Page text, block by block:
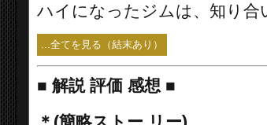
ハイになったジムは、知り合
...全てを見る（結末あり）
■ 解説 評価 感想 ■